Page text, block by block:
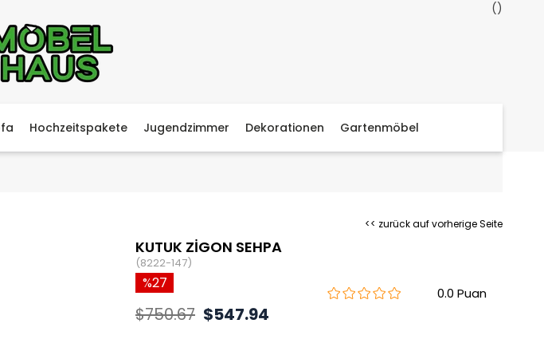
Hochzeitspakete Jugendzimmer Dekorationen Gartenmöbel
<< zurück auf vorherige Seite
KUTUK ZİGON SEHPA
(8222-147)
0.0
27
$750.67 $547.94